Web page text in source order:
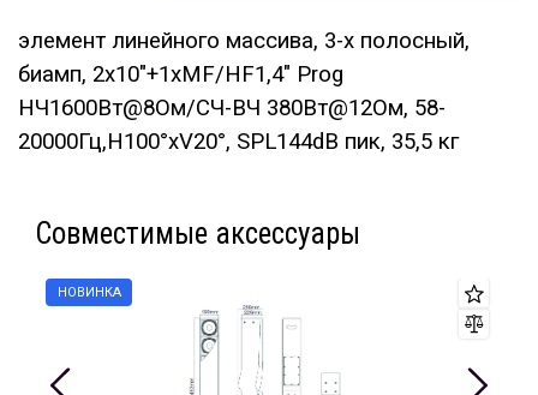
элемент линейного массива, 3-x полосный,
биамп, 2х10"+1xMF/HF1,4" Prog
НЧ1600Вт@8Ом/СЧ-ВЧ 380Вт@12Ом, 58-
20000Гц,H100°xV20°, SPL144dB пик, 35,5 кг
Совместимые аксессуары